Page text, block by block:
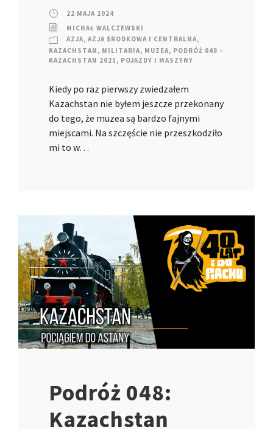
22 MAJA 2024
MICHAŁ WALCZEWSKI
AZJA, AZJA ŚRODKOWA I CENTRALNA,
KAZACHSTAN , MILITARIA, MUZEA, PODRÓŻ 048 –
KAZACHSTAN 2021 , POJAZDY I MASZYNY
Kiedy po raz pierwszy zwiedzałem
Kazachstan nie byłem jeszcze przekonany
do tego, że muzea są bardzo fajnymi
miejscami. Na szczęście nie przeszkodziło
mi to w…
Podróż 048:
Kazachstan